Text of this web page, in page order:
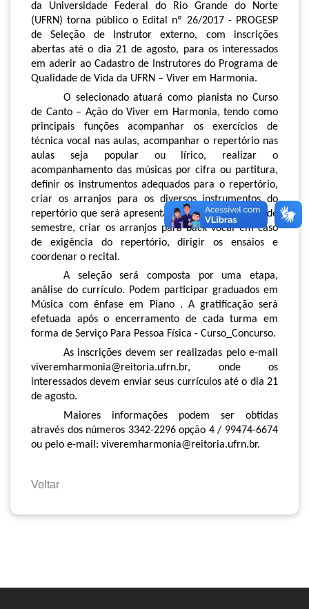
da Universidade Federal do Rio Grande do Norte
(UFRN) torna público o Edital nº 26/2017 - PROGESP
de Seleção de Instrutor externo, com inscrições
abertas até o dia 21 de agosto, para os interessados
em aderir ao Cadastro de Instrutores do Programa de
Qualidade de Vida da UFRN – Viver em Harmonia.
O selecionado atuará como pianista no Curso
de Canto – Ação do Viver em Harmonia, tendo como
principais funções acompanhar os exercícios de
técnica vocal nas aulas, acompanhar o repertório nas
aulas seja popular ou lírico, realizar o
acompanhamento das músicas por cifra ou partitura,
definir os instrumentos adequados para o repertório,
criar os arranjos para os diversos instrumentos do
repertório que será apresentado no recital de final de
semestre, criar os arranjos para back vocal em caso
de exigência do repertório, dirigir os ensaios e
coordenar o recital.
A seleção será composta por uma etapa,
análise do currículo. Podem participar graduados em
Música com ênfase em Piano . A gratificação será
efetuada após o encerramento de cada turma em
forma de Serviço Para Pessoa Física - Curso_Concurso.
As inscrições devem ser realizadas pelo e-mail
viveremharmonia@reitoria.ufrn.br, onde os
interessados devem enviar seus currículos até o dia 21
de agosto.
Maiores informações podem ser obtidas
através dos números 3342-2296 opção 4 / 99474-6674
ou pelo e-mail: viveremharmonia@reitoria.ufrn.br.
Voltar